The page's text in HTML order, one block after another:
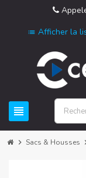
list Afficher la
view_headline
chevron_right Sacs & Housses